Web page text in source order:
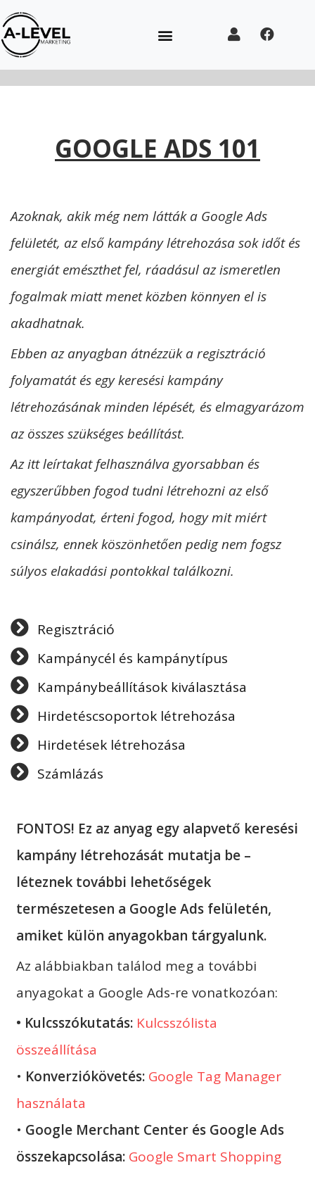
GOOGLE ADS 101
Azoknak, akik még nem látták a Google Ads
felületét, az első kampány létrehozása sok időt és
energiát emészthet fel, ráadásul az ismeretlen
fogalmak miatt menet közben könnyen el is
akadhatnak.
Ebben az anyagban átnézzük a regisztráció
folyamatát és egy keresési kampány
létrehozásának minden lépését, és elmagyarázom
az összes szükséges beállítást.
Az itt leírtakat felhasználva gyorsabban és
egyszerűbben fogod tudni létrehozni az első
kampányodat, érteni fogod, hogy mit miért
csinálsz, ennek köszönhetően pedig nem fogsz
súlyos elakadási pontokkal találkozni.
Regisztráció
Kampánycél és kampánytípus
Kampánybeállítások kiválasztása
Hirdetéscsoportok létrehozása
Hirdetések létrehozása
Számlázás
FONTOS! Ez az anyag egy alapvető keresési
kampány létrehozását mutatja be –
léteznek további lehetőségek
természetesen a Google Ads felületén,
amiket külön anyagokban tárgyalunk.
Az alábbiakban találod meg a további
anyagokat a Google Ads-re vonatkozóan:
• Kulcsszókutatás: Kulcsszólista
összeállítása
• Konverziókövetés: Google Tag Manager
használata
• Google Merchant Center és Google Ads
összekapcsolása: Google Smart Shopping